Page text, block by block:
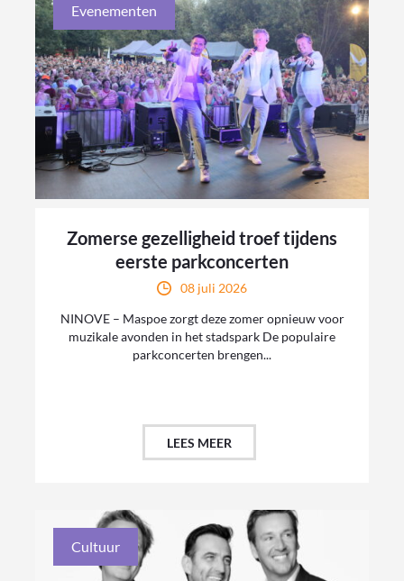
Evenementen
Zomerse gezelligheid troef tijdens
eerste parkconcerten
08 juli 2026
NINOVE – Maspoe zorgt deze zomer opnieuw voor
muzikale avonden in het stadspark De populaire
parkconcerten brengen...
LEES MEER
Cultuur